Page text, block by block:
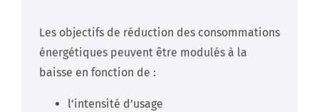
Les objectifs de réduction des consommations
énergétiques peuvent être modulés à la
baisse en fonction de :
l’intensité d’usage